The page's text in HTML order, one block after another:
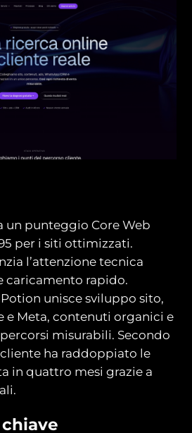
un punteggio Core Web
per i siti ottimizzati.
l’attenzione tecnica
caricamento rapido.
unisce sviluppo sito,
e Meta, contenuti organici e
misurabili. Secondo
cliente ha raddoppiato le
in quattro mesi grazie a